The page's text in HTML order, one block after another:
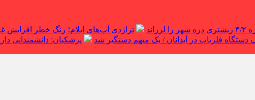
تراژدی آب‌های ایلام؛ زنگ خطر افزایش
فلزیاب در آبدانان / یک متهم دستگیر شد پزشکیان: دانشمندانی